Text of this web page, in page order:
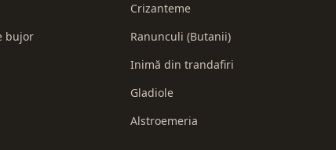
bujor
Crizanteme
Ranunculi (Butanii)
Inimă din trandafiri
Gladiole
Alstroemeria